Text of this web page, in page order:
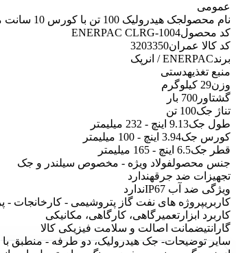
عمومی
نام محصولجک هیدرولیک 100 تن با کورس 10 سانت مدل CLRG-1004 انرپک
کد محصولENERPAC CLRG-1004
کد کالا عمران3203350
برندENERPAC / انرپک
منبع تغذیهدستی
وزن29 کیلوگرم
گشتاور 700 بار
تناژ جک100 تن
طول جک9.13 اینچ - 232 میلیمتر
کورس جک3.94 اینچ - 100 میلیمتر
قطر جک6.5 اینچ - 165 میلیمتر
جنس محصولفولاد ویژه - مخصوص سیلندر و جک
تجهیزات ضد جرقهندارد
ویژگی ضد آب IP67
ندارد
کاربریپروژه های نفت گاز پتروشیمی - کارخانجات -
کاربرد ابزار تعمیرگاهی، کارگاهی، مکانیکی
گارانتیضمانت اصالت و سلامت فیزیکی کالا
سایر توضیحات